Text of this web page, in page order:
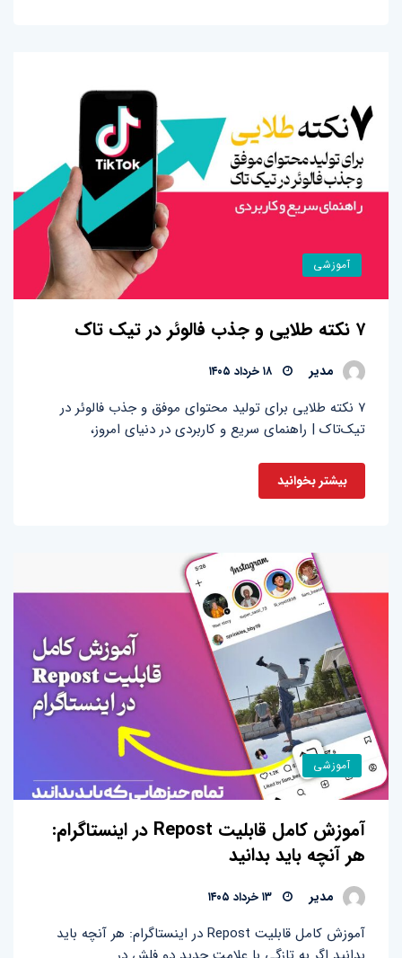
آموزشی
۷ نکته طلایی و جذب فالوئر در تیک تاک
مدیر
۷ نکته طلایی برای تولید محتوای موفق و جذب فالوئر در
تیک‌‌تاک | راهنمای سریع و کاربردی در دنیای امروز،
بیشتر بخوانید
آموزشی
آموزش کامل قابلیت Repost در اینستاگرام:
هر آنچه باید بدانید
مدیر
آموزش کامل قابلیت Repost در اینستاگرام: هر آنچه باید